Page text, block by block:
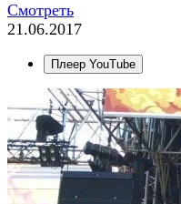
Смотреть
21.06.2017
Плеер YouTube